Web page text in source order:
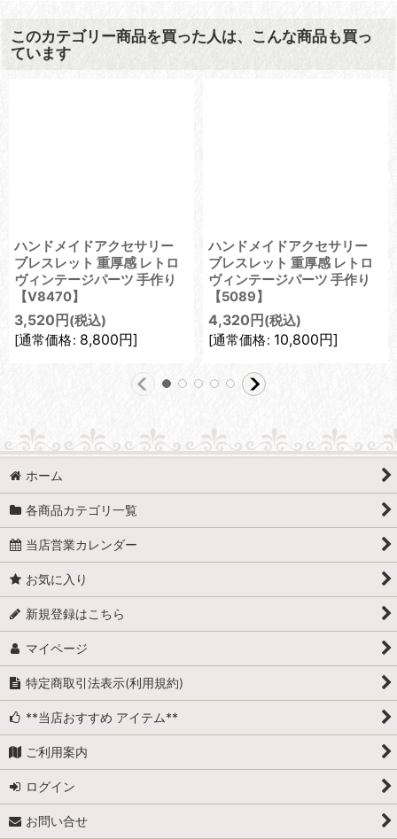
このカテゴリー商品を買った人は、こんな商品も買っ
ています
ハンドメイドアクセサリー
ブレスレット 重厚感 レトロ
ヴィンテージパーツ 手作り
【V8470】
3,520 円 (税込)
[通常価格: 8,800円]
ハンドメイドアクセサリー
ブレスレット 重厚感 レトロ
ヴィンテージパーツ 手作り
【5089】
4,320 円 (税込)
[通常価格: 10,800円]
ホーム
各商品カテゴリ一覧
当店営業カレンダー
お気に入り
新規登録はこちら
マイページ
特定商取引法表示(利用規約)
**当店おすすめ アイテム**
ご利用案内
ログイン
お問い合せ